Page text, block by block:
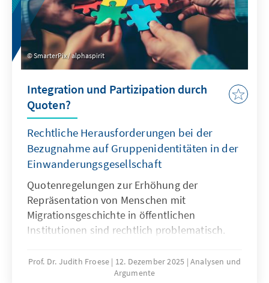
SmarterPix / alphaspirit
Integration und Partizipation durch
Quoten?
Rechtliche Herausforderungen bei der
Bezugnahme auf Gruppenidentitäten in der
Einwanderungsgesellschaft
Quotenregelungen zur Erhöhung der
Repräsentation von Menschen mit
Migrationsgeschichte in öffentlichen
Institutionen sind rechtlich problematisch.
nach Herkunft. Für Quoten zugunsten von
Menschen mit Migrationsgeschichte fehlt eine
Prof. Dr. Judith Froese 12. Dezember 2025 Analysen und
Argumente